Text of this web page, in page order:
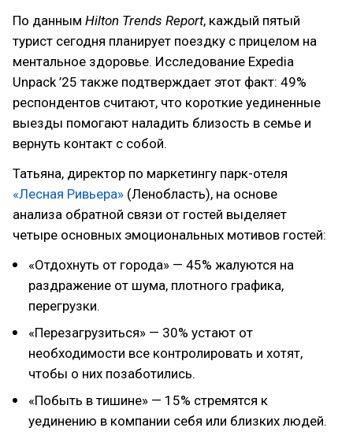
По данным Hilton Trends Report, каждый пятый
турист сегодня планирует поездку с прицелом на
ментальное здоровье. Исследование Expedia
Unpack ’25 также подтверждает этот факт: 49%
респондентов считают, что короткие уединенные
выезды помогают наладить близость в семье и
вернуть контакт с собой.
Татьяна, директор по маркетингу парк-отеля
«Лесная Ривьера» (Ленобласть), на основе
анализа обратной связи от гостей выделяет
четыре основных эмоциональных мотивов гостей:
«Отдохнуть от города» — 45% жалуются на
раздражение от шума, плотного графика,
перегрузки.
«Перезагрузиться» — 30% устают от
необходимости все контролировать и хотят,
чтобы о них позаботились.
«Побыть в тишине» — 15% стремятся к
уединению в компании себя или близких людей.